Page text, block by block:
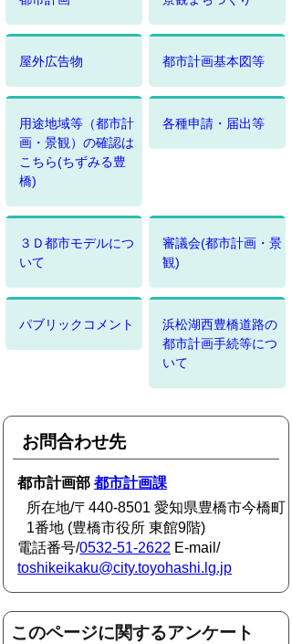
屋外広告物 都市計画基本図等
用途地域等（都市計
画・景観）の確認は
こちら(ちずみる豊
橋)
各種申請・届出等
３Ｄ都市モデルにつ
いて
審議会(都市計画・景
観)
パブリックコメント
浜松湖西豊橋道路の
都市計画手続等につ
いて
お問合わせ先
都市計画部都市計画課
所在地/〒440-8501 愛知県豊橋市今橋町
1番地 (豊橋市役所 東館9階)
電話番号/0532-51-2622 E-mail/
toshikeikaku@city.toyohashi.lg.jp
このページに関するアンケート